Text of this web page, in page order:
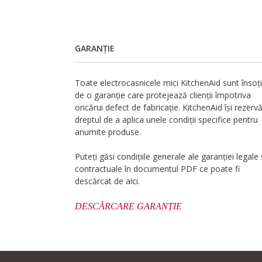
GARANȚIE
Toate electrocasnicele mici KitchenAid sunt
de o garanție care protejează clienții împotriva
oricărui defect de fabricație. KitchenAid își rezervă
dreptul de a aplica unele condiții specifice pentru
anumite produse.
Puteți găsi condițiile generale ale garanției legale
contractuale în documentul PDF ce poate fi
descărcat de aici.
DESCĂRCARE GARANȚIE